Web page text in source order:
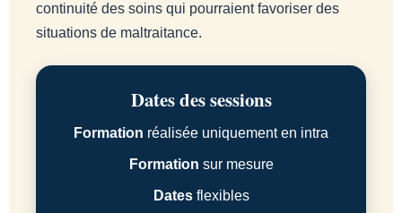
continuité des soins qui pourraient favoriser des
situations de maltraitance.
Dates des sessions
Formation réalisée uniquement en intra
Formation sur mesure
Datesflexibles